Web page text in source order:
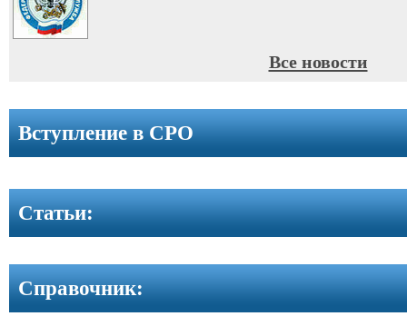
Новости
Вопрос-
Контакты
Все новости
Вступление в СРО
Cтатьи:
Справочник: